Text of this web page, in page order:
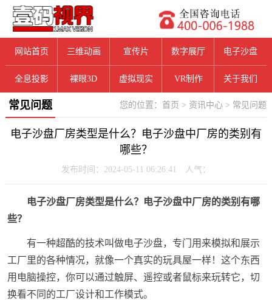
网站首页 三维动画 宣传片 数字展厅 电子沙盘
全息投影 裸眼3D 虚拟现实 VR制作 关于我们
您的位置： 首页 > 资讯中心 > 常见问题
常见问题
电子沙盘厂房类型是什么？电子沙盘中厂房的类别有
哪些？
发布时间：2024-05-11 06:26:41 人气：
电子沙盘厂房类型是什么？电子沙盘中厂房的类别有哪
些？
有一种超酷的技术叫做电子沙盘，专门用来模拟和展示
工厂里的各种情况，就像一个真实的玩具屋一样！这个东西
用电脑操控，你可以通过触屏、遥控或者鼠标来玩转它，切
换看不同的工厂设计和工作模式。